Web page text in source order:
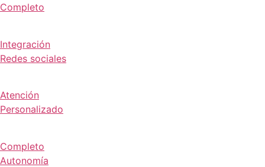
Completo
Integración
Redes sociales
Atención
Personalizado
Completo
Autonomía